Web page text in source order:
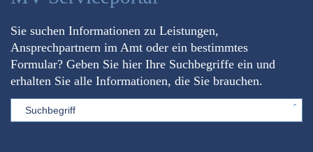
Sie suchen Informationen zu Leistungen,
Ansprechpartnern im Amt oder ein bestimmtes
Formular? Geben Sie hier Ihre Suchbegriffe ein und
erhalten Sie alle Informationen, die Sie brauchen.
Sword